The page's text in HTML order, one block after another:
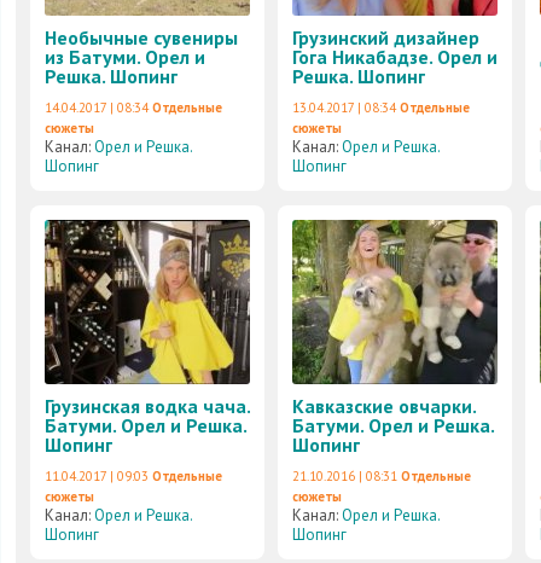
Необычные сувениры
из Батуми. Орел и
Решка. Шопинг
14.04.2017 | 08:34 Отдельные
сюжеты
Канал:Орел и Решка.
Шопинг
Грузинский дизайнер
Гога Никабадзе. Орел и
Решка. Шопинг
13.04.2017 | 08:34 Отдельные
сюжеты
Канал:Орел и Решка.
Шопинг
Грузинская водка чача.
Батуми. Орел и Решка.
Шопинг
11.04.2017 | 09:03 Отдельные
сюжеты
Канал:Орел и Решка.
Шопинг
Кавказские овчарки.
Батуми. Орел и Решка.
Шопинг
21.10.2016 | 08:31 Отдельные
сюжеты
Канал:Орел и Решка.
Шопинг